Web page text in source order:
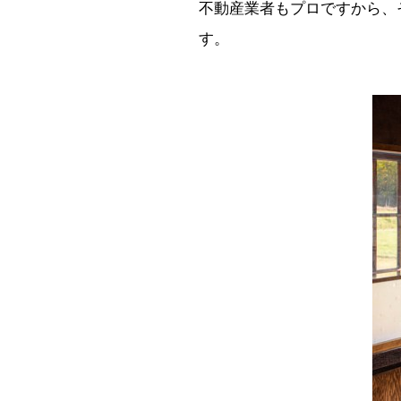
不動産業者もプロですから
す。